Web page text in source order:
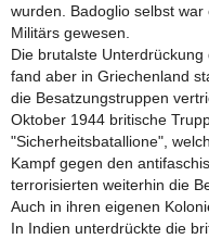
wurden. Badoglio selbst
Militärs gewesen.
Die brutalste
fand aber in Griechenland
die Besatzungstruppen
Oktober 1944 britische
"Sicherheitsbatallione",
Kampf gegen den
terrorisierten weiterhin die
Auch in ihren eigenen
In Indien unterdrückte die